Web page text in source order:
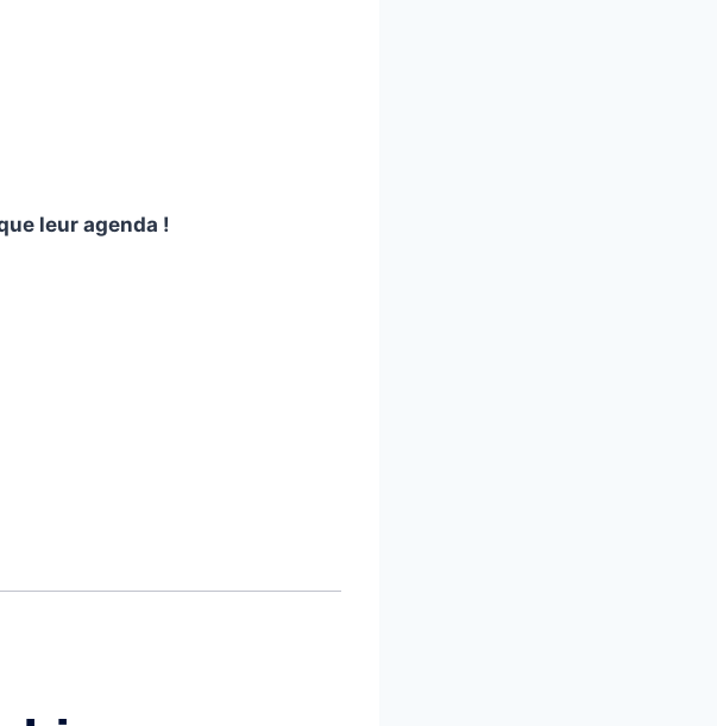
leur agenda !